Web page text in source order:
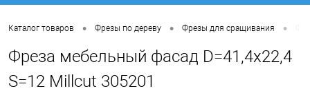
Каталог товаров • Фрезы по дереву • Фрезы для сращивания •
Фреза мебельный фасад D=41,4x22,4
S=12 Millcut 305201